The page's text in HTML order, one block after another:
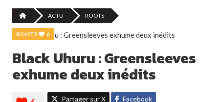
ACTU ROOTS
ROOTS 6
Black Uhuru : Greensleeves
exhume deux inédits
Partager sur X Facebook